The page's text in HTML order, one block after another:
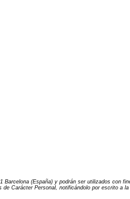
(España) y podrán ser utilizados con
Carácter Personal, notificándolo por escrito a